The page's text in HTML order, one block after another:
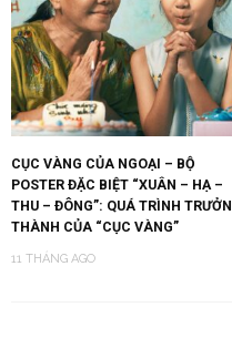
CỤC VÀNG CỦA NGOẠI – BỘ
POSTER ĐẶC BIỆT “XUÂN – HẠ –
THU – ĐÔNG”: QUÁ TRÌNH
THÀNH CỦA “CỤC VÀNG”
11 THÁNG AGO